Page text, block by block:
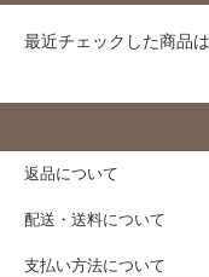
最近チェックした商品
返品について
配送・送料について
支払い方法について